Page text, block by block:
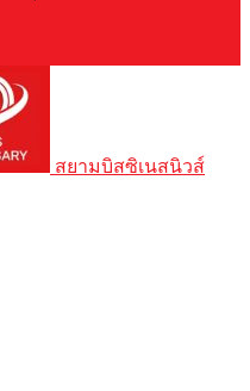
สยามบิสซิเนสนิวส์